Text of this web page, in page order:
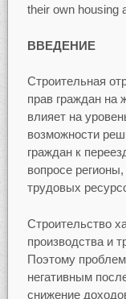
their own housing
ВВЕДЕНИЕ
Строительная
прав граждан на
влияет на
возможности
граждан к
вопросе
трудовых
Строительство
производства и
Поэтому
негативным
снижение